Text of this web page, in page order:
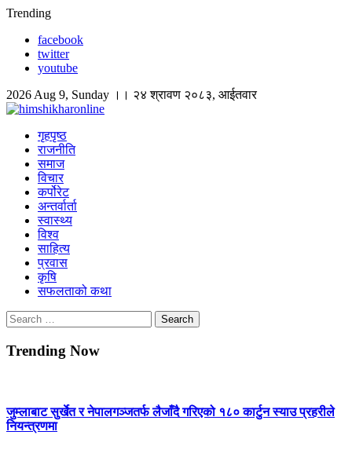
Skip
content
Trending
facebook
twitter
youtube
2026 Aug 9, Sunday ।। २४ श्रावण २०८३, आईतवार
Himshikhar Online
गृहपृष्ठ
राजनीति
समाज
विचार
कर्पोरेट
अन्तर्वार्ता
स्वास्थ्य
विश्व
साहित्य
प्रवास
कृषि
सफलताको कथा
Search
for:
Trending Now
जुम्लाबाट सुर्खेत र नेपालगञ्जतर्फ लैजाँदै गरिएको १८० कार्टुन स्याउ प्रहरीले
नियन्त्रणमा